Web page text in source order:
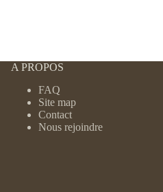
A PROPOS
FAQ
Site map
Contact
Nous rejoindre